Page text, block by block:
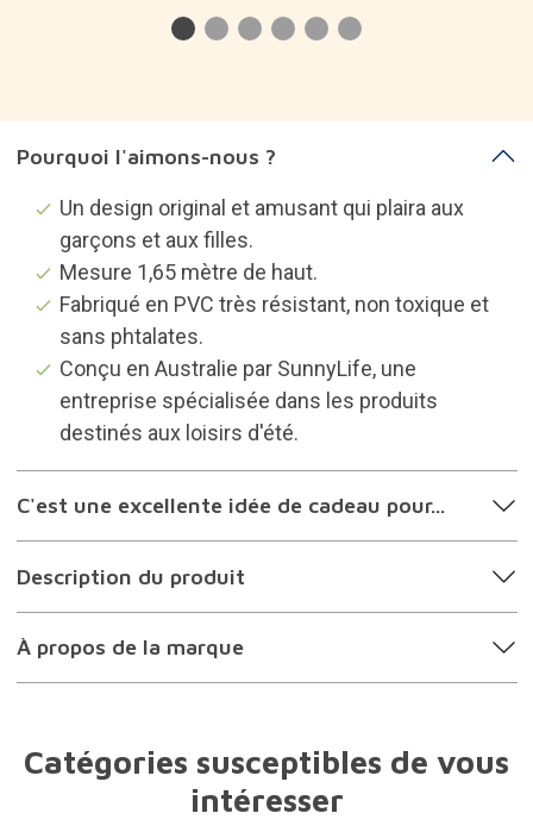
Pourquoi l'aimons-nous ?
Un design original et amusant qui plaira aux
garçons et aux filles.
Mesure 1,65 mètre de haut.
Fabriqué en PVC très résistant, non toxique et
sans phtalates.
Conçu en Australie par SunnyLife, une
entreprise spécialisée dans les produits
destinés aux loisirs d'été.
C'est une excellente idée de cadeau pour...
Description du produit
À propos de la marque
Catégories susceptibles de vous
intéresser